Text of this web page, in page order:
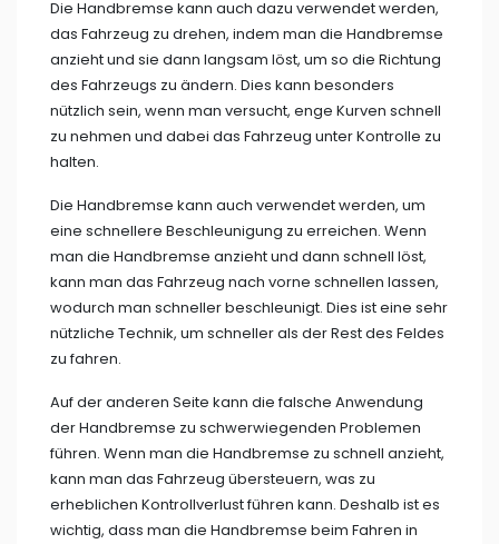
Die Handbremse kann auch dazu verwendet werden,
das Fahrzeug zu drehen, indem man die Handbremse
anzieht und sie dann langsam löst, um so die Richtung
des Fahrzeugs zu ändern. Dies kann besonders
nützlich sein, wenn man versucht, enge Kurven schnell
zu nehmen und dabei das Fahrzeug unter Kontrolle zu
halten.
Die Handbremse kann auch verwendet werden, um
eine schnellere Beschleunigung zu erreichen. Wenn
man die Handbremse anzieht und dann schnell löst,
kann man das Fahrzeug nach vorne schnellen lassen,
wodurch man schneller beschleunigt. Dies ist eine sehr
nützliche Technik, um schneller als der Rest des Feldes
zu fahren.
Auf der anderen Seite kann die falsche Anwendung
der Handbremse zu schwerwiegenden Problemen
führen. Wenn man die Handbremse zu schnell anzieht,
kann man das Fahrzeug übersteuern, was zu
erheblichen Kontrollverlust führen kann. Deshalb ist es
wichtig, dass man die Handbremse beim Fahren in